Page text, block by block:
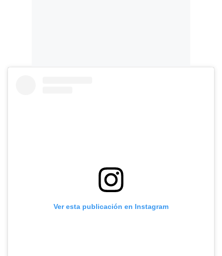
Ver esta publicación en Instagram